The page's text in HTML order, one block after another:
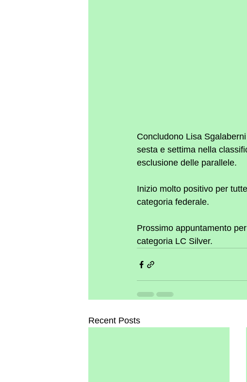
Concludono Lisa
sesta e settima nella
esclusione delle parallele.
Inizio molto positivo per
categoria federale.
Prossimo appuntamento
categoria LC Silver.
Recent Posts